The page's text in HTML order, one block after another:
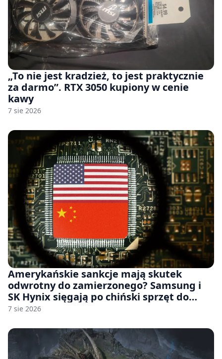
„To nie jest kradzież, to jest praktycznie
za darmo”. RTX 3050 kupiony w cenie
kawy
7 sie 2026
Amerykańskie sankcje mają skutek
odwrotny do zamierzonego? Samsung i
SK Hynix sięgają po chiński sprzęt do
fabryk chipów
7 sie 2026